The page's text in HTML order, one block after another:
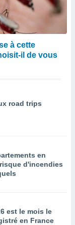
à cette
il de vous
road trips
en
d'incendies
est le mois le
en France